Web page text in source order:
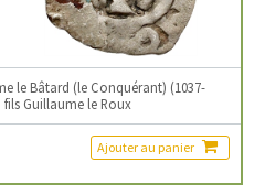
le Bâtard (le Conquérant) (1037-
fils Guillaume le Roux
Ajouter au panier